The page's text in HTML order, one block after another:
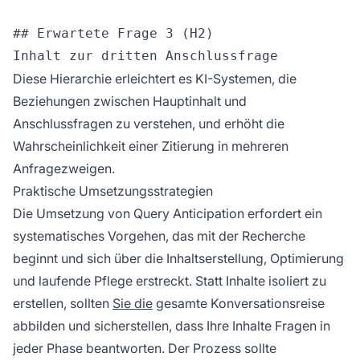
## Erwartete Frage 3 (H2)
Diese Hierarchie erleichtert es KI-Systemen, die
Beziehungen zwischen Hauptinhalt und
Anschlussfragen zu verstehen, und erhöht die
Wahrscheinlichkeit einer Zitierung in mehreren
Anfragezweigen.
Praktische Umsetzungsstrategien
Die Umsetzung von Query Anticipation erfordert ein
systematisches Vorgehen, das mit der Recherche
beginnt und sich über die Inhaltserstellung, Optimierung
und laufende Pflege erstreckt. Statt Inhalte isoliert zu
erstellen, sollten Sie die gesamte Konversationsreise
abbilden und sicherstellen, dass Ihre Inhalte Fragen in
jeder Phase beantworten. Der Prozess sollte